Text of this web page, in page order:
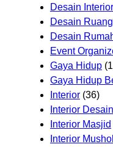
Desain Interior
Desain
Desain
Event
Gaya Hidup
Gaya Hidup
Interior (36)
Interior Desain
Interior Masjid
Interior